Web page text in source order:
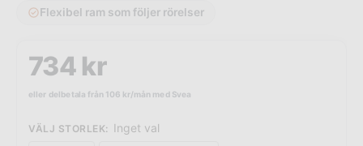
Flexibel ram som följer rörelser
734 kr
eller delbetala från 106 kr/mån med Svea
VÄLJ STORLEK: Inget val